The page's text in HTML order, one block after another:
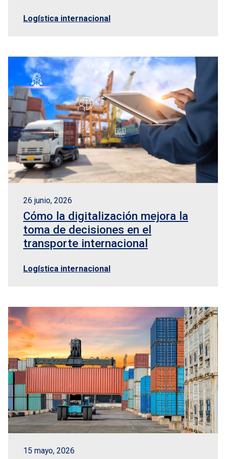
Logística internacional
26 junio, 2026
Cómo la digitalización mejora la
toma de decisiones en el
transporte internacional
Logística internacional
15 mayo, 2026